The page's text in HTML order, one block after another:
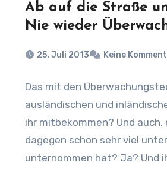
Ab auf die Straße
Nie wieder
25. Juli 2013 Keine
Das mit den
ausländischen und
ihr mitbekommen? Und
dagegen schon sehr viel
unternommen hat? Ja? Und